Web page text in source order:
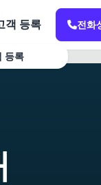
객 등록
등록
전화